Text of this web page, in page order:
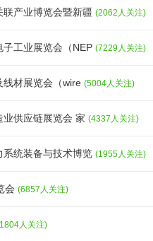
产业博览会暨新疆 (2062人关注)
工业展览会（NEP (7229人关注)
线材展览会（wire (5004人关注)
供应链展览会 家 (4337人关注)
统装备与技术博览 (1955人关注)
会 (6857人关注)
人关注)